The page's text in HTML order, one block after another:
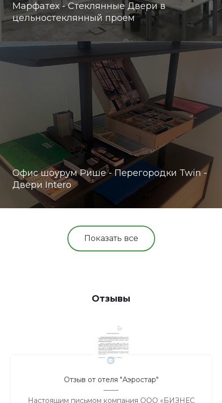
Марфатех - Стеклянные Двери в
цельностеклянный проем
Офис шоурум Рише - Перегородки Twin -
Двери Intero
Показать все
Отзывы
Отзыв от отеля "Аэростар"
Настоящим письмом компания ООО «БИЗНЕС